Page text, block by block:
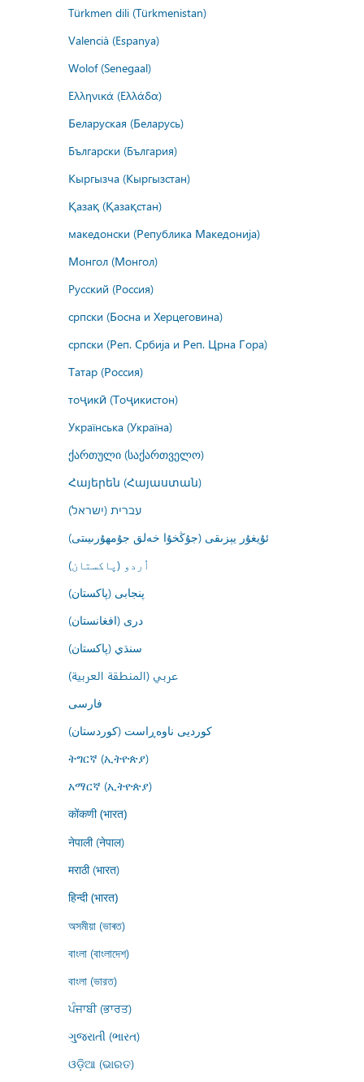
Türkmen dili (Türkmenistan)
Valencià (Espanya)
Wolof (Senegaal)
Ελληνικά (Ελλάδα)
Беларуская (Беларусь)
Български (България)
Кыргызча (Кыргызстан)
Қазақ (Қазақстан)
македонски (Република Македонија)
Монгол (Монгол)
Русский (Россия)
српски (Босна и Херцеговина)
српски (Реп. Србија и Реп. Црна Гора)
Татар (Россия)
тоҷикӣ (Тоҷикистон)
Українська (Україна)
ქართული (საქართველო)
Հայերեն (Հայաստան)
עברית (ישראל)
ئۇيغۇر يېزىقى (جۇڭخۇا خەلق جۇمھۇرىيىتى)
اُردو (پاکستان)
پنجابی (پاکستان)
درى (افغانستان)
سنڌي (پاکستان)
عربي (المنطقة العربية)
فارسى
کوردیی ناوەڕاست (کوردستان)
ትግርኛ (ኢትዮጵያ)
አማርኛ (ኢትዮጵያ)
कोंकणी (भारत)
नेपाली (नेपाल)
मराठी (भारत)
हिन्दी (भारत)
অসমীয়া (ভাৰত)
বাংলা (বাংলাদেশ)
বাংলা (ভারত)
ਪੰਜਾਬੀ (ਭਾਰਤ)
ગુજરાતી (ભારત)
ଓଡ଼ିଆ (ଭାରତ)